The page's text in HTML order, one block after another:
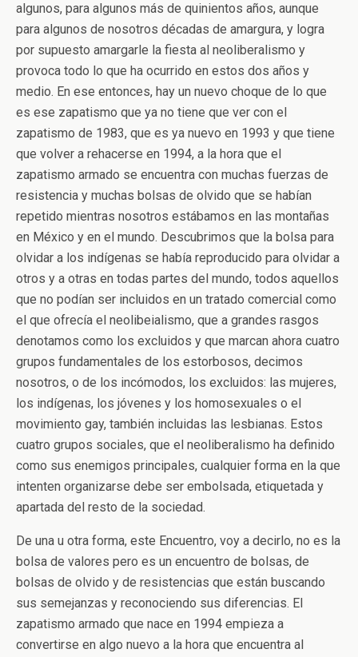
algunos, para algunos más de quinientos años, aunque
para algunos de nosotros décadas de amargura, y logra
por supuesto amargarle la fiesta al neoliberalismo y
provoca todo lo que ha ocurrido en estos dos años y
medio. En ese entonces, hay un nuevo choque de lo que
es ese zapatismo que ya no tiene que ver con el
zapatismo de 1983, que es ya nuevo en 1993 y que tiene
que volver a rehacerse en 1994, a la hora que el
zapatismo armado se encuentra con muchas fuerzas de
resistencia y muchas bolsas de olvido que se habían
repetido mientras nosotros estábamos en las montañas
en México y en el mundo. Descubrimos que la bolsa para
olvidar a los indígenas se había reproducido para olvidar a
otros y a otras en todas partes del mundo, todos aquellos
que no podían ser incluidos en un tratado comercial como
el que ofrecía el neolibeialismo, que a grandes rasgos
denotamos como los excluidos y que marcan ahora cuatro
grupos fundamentales de los estorbosos, decimos
nosotros, o de los incómodos, los excluidos: las mujeres,
los indígenas, los jóvenes y los homosexuales o el
movimiento gay, también incluidas las lesbianas. Estos
cuatro grupos sociales, que el neoliberalismo ha definido
como sus enemigos principales, cualquier forma en la que
intenten organizarse debe ser embolsada, etiquetada y
apartada del resto de la sociedad.
De una u otra forma, este Encuentro, voy a decirlo, no es la
bolsa de valores pero es un encuentro de bolsas, de
bolsas de olvido y de resistencias que están buscando
sus semejanzas y reconociendo sus diferencias. El
zapatismo armado que nace en 1994 empieza a
convertirse en algo nuevo a la hora que encuentra al